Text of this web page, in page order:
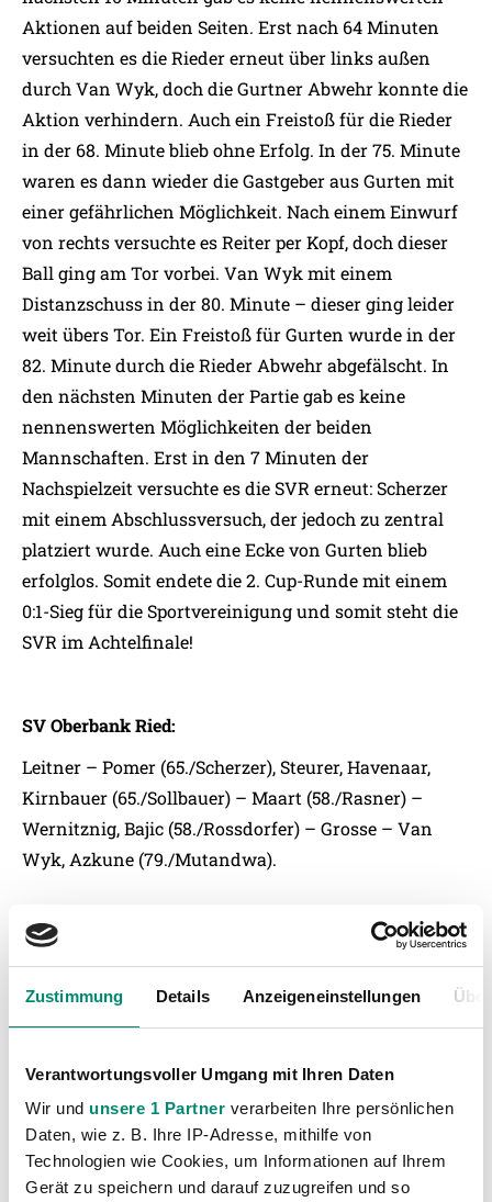
Zustimmung Details Anzeigeneinstellungen
Verantwortungsvoller Umgang mit Ihren Daten
Wir und unsere 1 Partner verarbeiten Ihre persönlichen
Daten, wie z. B. Ihre IP-Adresse, mithilfe von
Technologien wie Cookies, um Informationen auf Ihrem
Gerät zu speichern und darauf zuzugreifen und so
Aktionen auf beiden Seiten. Erst nach 64 Minuten
versuchten es die Rieder erneut über links außen
durch Van Wyk, doch die Gurtner Abwehr konnte die
Aktion verhindern. Auch ein Freistoß für die Rieder
in der 68. Minute blieb ohne Erfolg. In der 75. Minute
waren es dann wieder die Gastgeber aus Gurten mit
einer gefährlichen Möglichkeit. Nach einem Einwurf
von rechts versuchte es Reiter per Kopf, doch dieser
Ball ging am Tor vorbei. Van Wyk mit einem
Distanzschuss in der 80. Minute – dieser ging leider
weit übers Tor. Ein Freistoß für Gurten wurde in der
82. Minute durch die Rieder Abwehr abgefälscht. In
den nächsten Minuten der Partie gab es keine
nennenswerten Möglichkeiten der beiden
Mannschaften. Erst in den 7 Minuten der
Nachspielzeit versuchte es die SVR erneut: Scherzer
mit einem Abschlussversuch, der jedoch zu zentral
platziert wurde. Auch eine Ecke von Gurten blieb
erfolglos. Somit endete die 2. Cup-Runde mit einem
0:1-Sieg für die Sportvereinigung und somit steht die
SVR im Achtelfinale!
SV Oberbank Ried:
Leitner – Pomer (65./Scherzer), Steurer, Havenaar,
Kirnbauer (65./Sollbauer) – Maart (58./Rasner) –
Wernitznig, Bajic (58./Rossdorfer) – Grosse – Van
Wyk, Azkune (79./Mutandwa).